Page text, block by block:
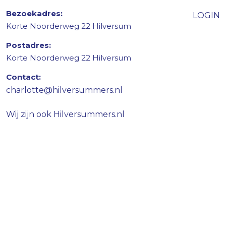
Bezoekadres:
Korte Noorderweg 22 Hilversum
Postadres:
Korte Noorderweg 22 Hilversum
Contact:
charlotte@hilversummers.nl
Wij zijn ook Hilversummers.nl
LOGIN